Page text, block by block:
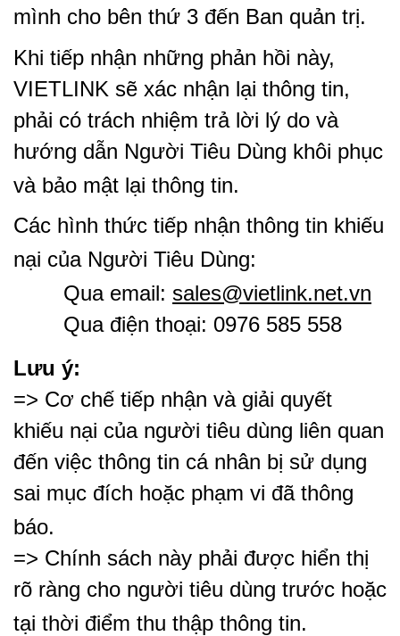
mình cho bên thứ 3 đến Ban quản trị.
Khi tiếp nhận những phản hồi này,
VIETLINK sẽ xác nhận lại thông tin,
phải có trách nhiệm trả lời lý do và
hướng dẫn Người Tiêu Dùng khôi phục
và bảo mật lại thông tin.
Các hình thức tiếp nhận thông tin khiếu
nại của Người Tiêu Dùng:
Qua email: sales@vietlink.net.vn
Qua điện thoại: 0976 585 558
Lưu ý:
=> Cơ chế tiếp nhận và giải quyết
khiếu nại của người tiêu dùng liên quan
đến việc thông tin cá nhân bị sử dụng
sai mục đích hoặc phạm vi đã thông
báo.
=> Chính sách này phải được hiển thị
rõ ràng cho người tiêu dùng trước hoặc
tại thời điểm thu thập thông tin.